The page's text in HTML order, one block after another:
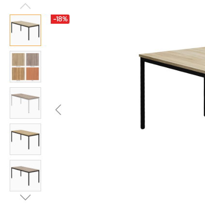
-18%